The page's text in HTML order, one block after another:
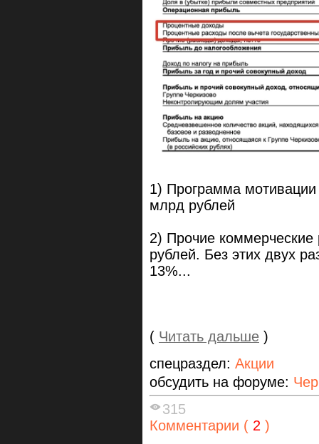
1) Программа
млрд рублей
2) Прочие
рублей. Без этих двух
13%...
( Читать дальше )
спецраздел: Акции
обсудить на форуме:
315
Комментарии ( 2 )